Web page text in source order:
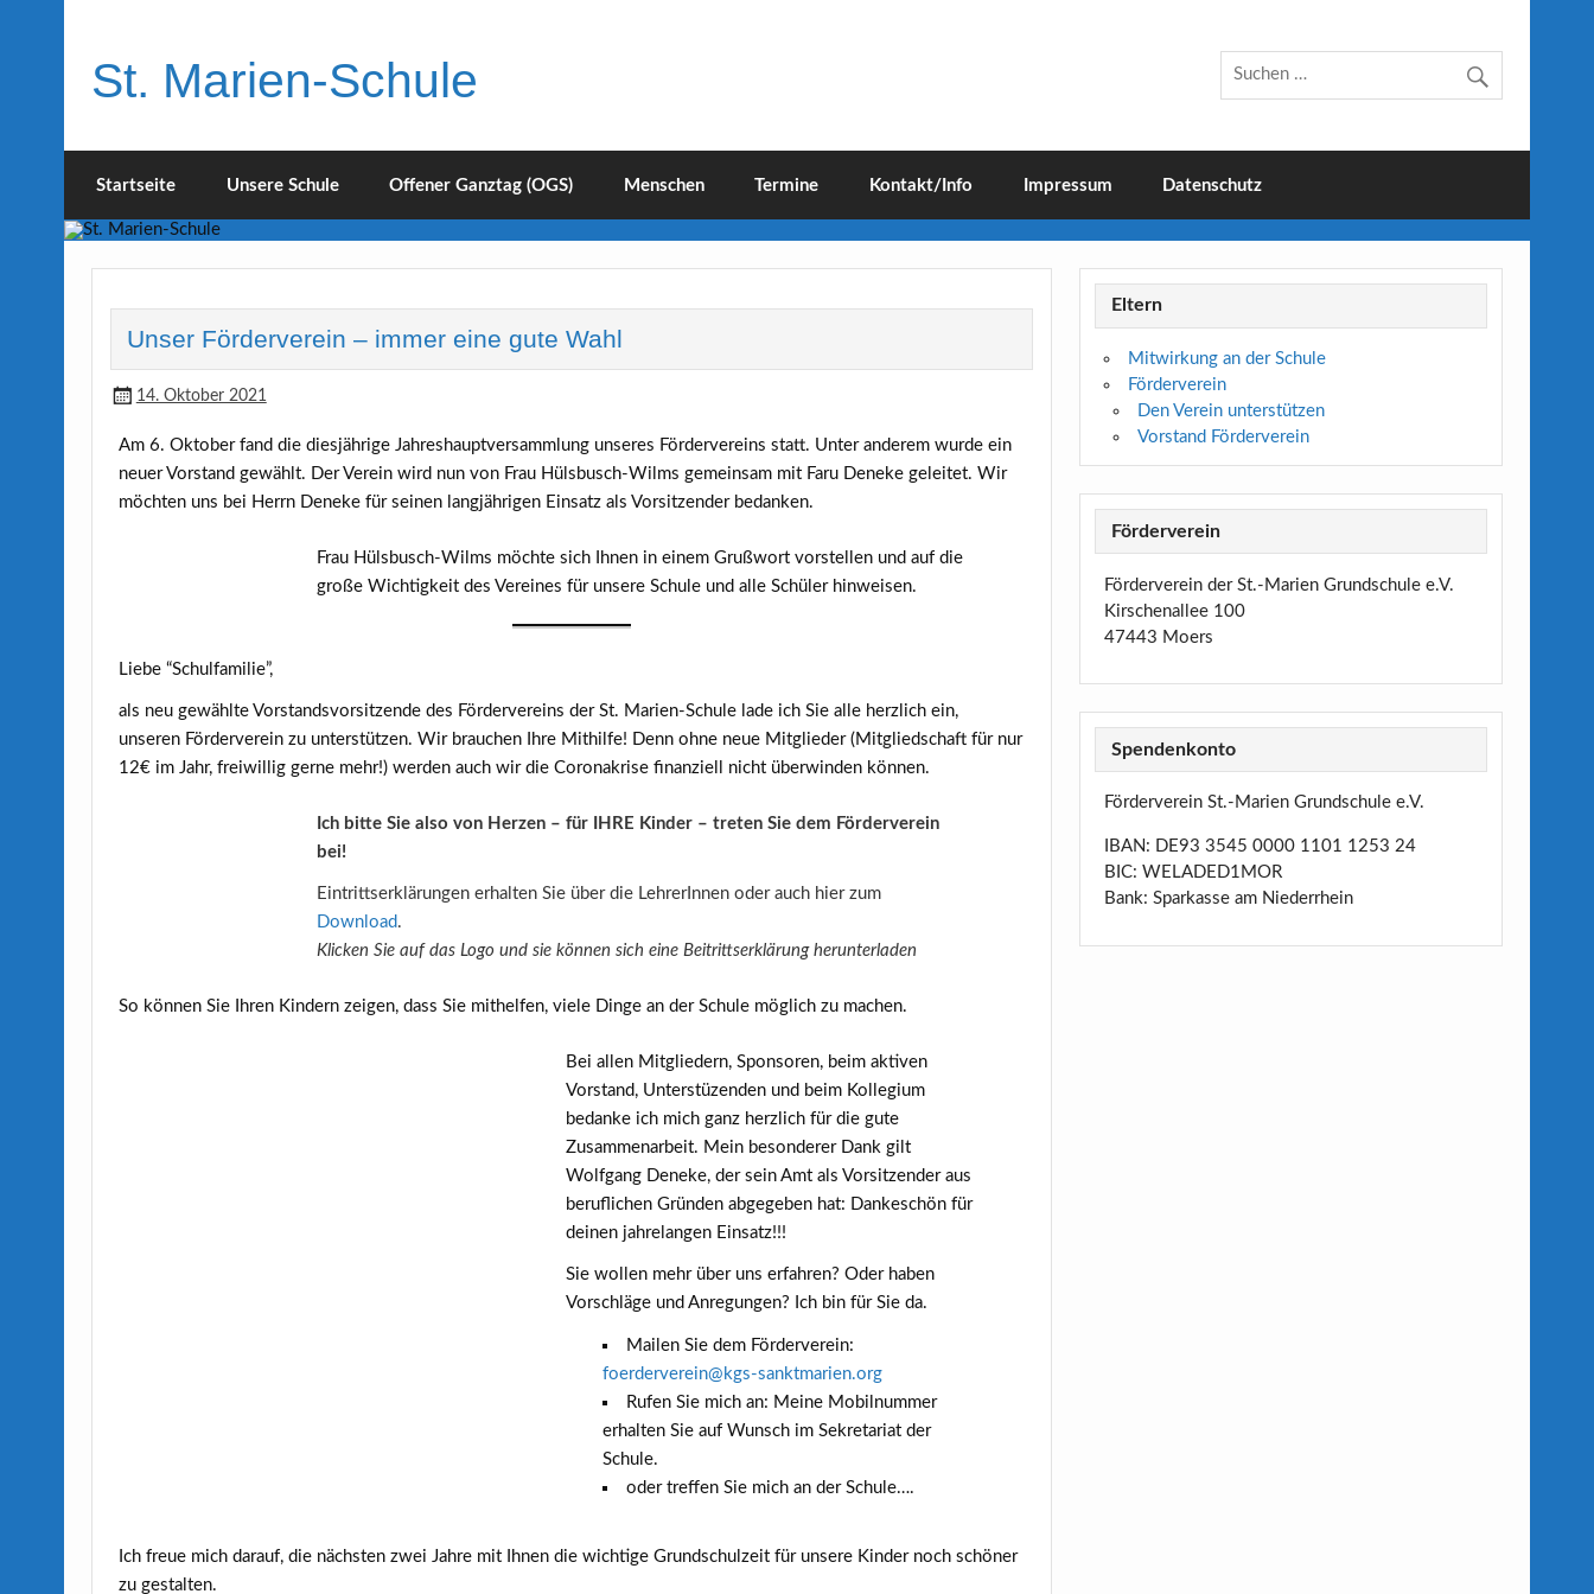
St. Marien-Schule
Katholische Grundschule in Moers
Startseite Unsere Schule Offener Ganztag (OGS) Menschen Termine Kontakt/Info Impressum Datenschutz
Unser Förderverein – immer eine gute Wahl
14. Oktober 2021
Am 6. Oktober fand die diesjährige Jahreshauptversammlung unseres Fördervereins statt. Unter anderem wurde ein
neuer Vorstand gewählt. Der Verein wird nun von Frau Hülsbusch-Wilms gemeinsam mit Faru Deneke geleitet. Wir
möchten uns bei Herrn Deneke für seinen langjährigen Einsatz als Vorsitzender bedanken.
Frau Hülsbusch-Wilms möchte sich Ihnen in einem Grußwort vorstellen und auf die
große Wichtigkeit des Vereines für unsere Schule und alle Schüler hinweisen.
Liebe “Schulfamilie”,
als neu gewählte Vorstandsvorsitzende des Fördervereins der St. Marien-Schule lade ich Sie alle herzlich ein,
unseren Förderverein zu unterstützen. Wir brauchen Ihre Mithilfe! Denn ohne neue Mitglieder (Mitgliedschaft für nur
12€ im Jahr, freiwillig gerne mehr!) werden auch wir die Coronakrise finanziell nicht überwinden können.
Ich bitte Sie also von Herzen – für IHRE Kinder – treten Sie dem Förderverein
bei!
Eintrittserklärungen erhalten Sie über die LehrerInnen oder auch hier zum
Download.
Klicken Sie auf das Logo und sie können sich eine Beitrittserklärung herunterladen
So können Sie Ihren Kindern zeigen, dass Sie mithelfen, viele Dinge an der Schule möglich zu machen.
Bei allen Mitgliedern, Sponsoren, beim aktiven
Vorstand, Unterstüzenden und beim Kollegium
bedanke ich mich ganz herzlich für die gute
Zusammenarbeit. Mein besonderer Dank gilt
Wolfgang Deneke, der sein Amt als Vorsitzender aus
beruflichen Gründen abgegeben hat: Dankeschön für
deinen jahrelangen Einsatz!!!
Sie wollen mehr über uns erfahren? Oder haben
Vorschläge und Anregungen? Ich bin für Sie da.
Mailen Sie dem Förderverein:
foerderverein@kgs-sanktmarien.org
Rufen Sie mich an: Meine Mobilnummer
erhalten Sie auf Wunsch im Sekretariat der
Schule.
oder treffen Sie mich an der Schule….
Ich freue mich darauf, die nächsten zwei Jahre mit Ihnen die wichtige Grundschulzeit für unsere Kinder noch schöner
zu gestalten.
Eltern
Mitwirkung an der Schule
Förderverein
Den Verein unterstützen
Vorstand Förderverein
Förderverein
Förderverein der St.-Marien Grundschule e.V.
Kirschenallee 100
47443 Moers
Spendenkonto
Förderverein St.-Marien Grundschule e.V.
IBAN: DE93 3545 0000 1101 1253 24
BIC: WELADED1MOR
Bank: Sparkasse am Niederrhein